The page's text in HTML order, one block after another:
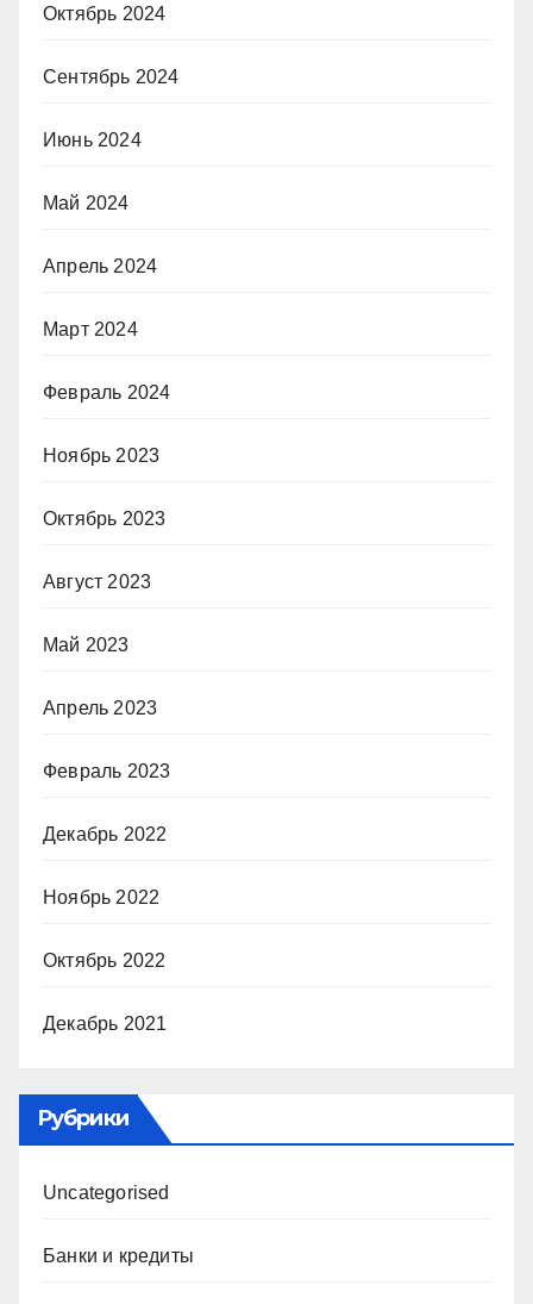
Октябрь 2024
Сентябрь 2024
Июнь 2024
Май 2024
Апрель 2024
Март 2024
Февраль 2024
Ноябрь 2023
Октябрь 2023
Август 2023
Май 2023
Апрель 2023
Февраль 2023
Декабрь 2022
Ноябрь 2022
Октябрь 2022
Декабрь 2021
Рубрики
Uncategorised
Банки и кредиты